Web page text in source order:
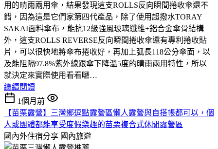
用的晴雨兩用傘，結果發現這支ROLLS反向瞬間捲收傘還不
錯，因為這是它們家第四代產品，除了使用超撥水TORAY
SAKAI面料傘布，能抗12級強風玻璃纖維+鋁合金傘骨結構
外，這支ROLLS REVERSE反向瞬間捲收傘還有專利捲收貼
片，可以很快地將傘布捲收好，再加上弧長118公分傘面，以
及能阻隔97.8%紫外線跟傘下降溫5度的晴雨兩用特性，所以
就決定來實際使用看看囉…
繼續閱讀
1個月前
【苗栗露營】三灣鄉逗點露營區懶人露營與自搭帳都可以，個
人或團體都能享受度假樂趣的苗栗複合式休閒露營區
國內外住宿分享 國內旅遊